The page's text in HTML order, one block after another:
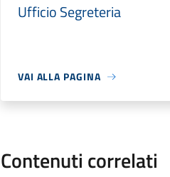
Ufficio Segreteria
VAI ALLA PAGINA
Contenuti correlati